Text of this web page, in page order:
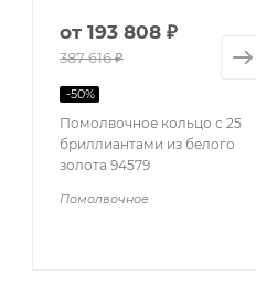
Помолвочное кольцо с 25
бриллиантами из белого
золота 94579
Помолвочное
от 193 808 ₽
387 616 ₽
-50%